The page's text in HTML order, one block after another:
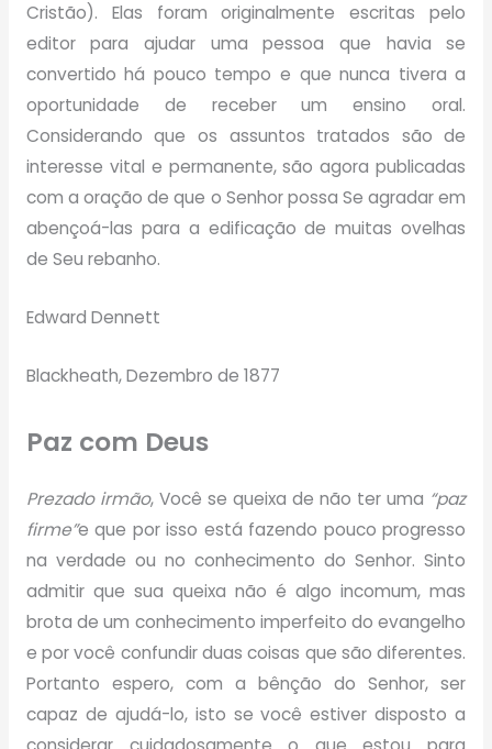
Cristão). Elas foram originalmente escritas pelo
editor para ajudar uma pessoa que havia se
convertido há pouco tempo e que nunca tivera a
oportunidade de receber um ensino oral.
Considerando que os assuntos tratados são de
interesse vital e permanente, são agora publicadas
com a oração de que o Senhor possa Se agradar em
abençoá-las para a edificação de muitas ovelhas
de Seu rebanho.
Edward Dennett
Blackheath, Dezembro de 1877
Paz com Deus
Prezado irmão, Você se queixa de não ter uma “paz
firme”e que por isso está fazendo pouco progresso
na verdade ou no conhecimento do Senhor. Sinto
admitir que sua queixa não é algo incomum, mas
brota de um conhecimento imperfeito do evangelho
e por você confundir duas coisas que são diferentes.
Portanto espero, com a bênção do Senhor, ser
capaz de ajudá-lo, isto se você estiver disposto a